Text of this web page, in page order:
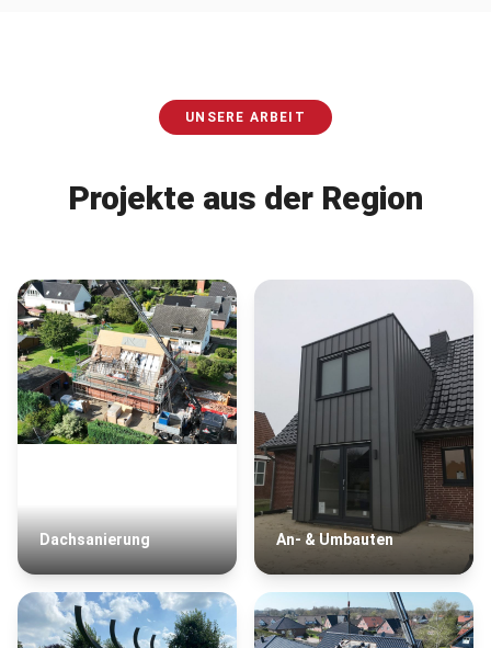
UNSERE ARBEIT
Projekte aus der Region
Dachsanierung An- & Umbauten